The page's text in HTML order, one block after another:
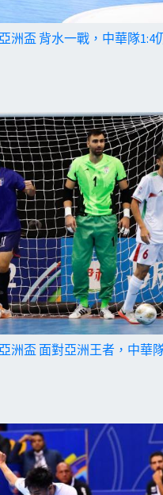
洲盃 背水一戰，中華隊1:4
洲盃 面對亞洲王者，中華